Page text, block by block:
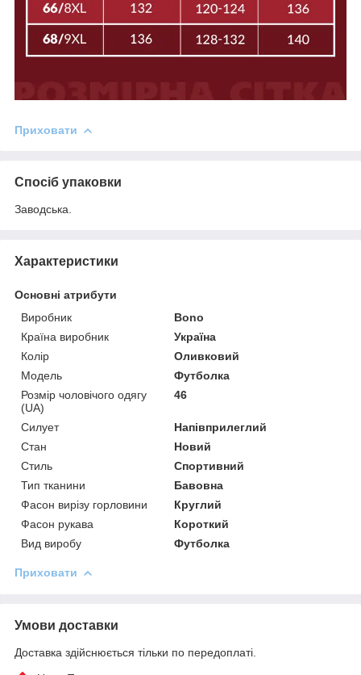
Приховати
Спосіб упаковки
Заводська.
Характеристики
Основні атрибути
Виробник
Bono
Країна виробник
Україна
Колір
Оливковий
Модель
Футболка
Розмір чоловічого одягу
(UA)
46
Силует
Напівприлеглий
Стан
Новий
Стиль
Спортивний
Тип тканини
Бавовна
Фасон вирізу горловини
Круглий
Фасон рукава
Короткий
Вид виробу
Футболка
Приховати
Умови доставки
Доставка здійснюється тільки по передоплаті.